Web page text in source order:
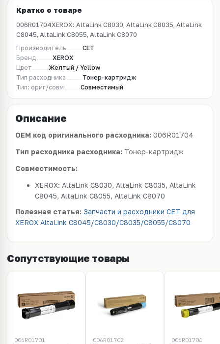
Кратко о товаре
006R01704XEROX: AltaLink C8030, AltaLink C8035, AltaLink
C8045, AltaLink C8055, AltaLink C8070
Производитель
CET
Бренд
XEROX
Цвет
Желтый / Yellow
Тип расходника
Тонер-картридж
Тип: ориг/совм
Совместимый
Описание
OEM код оригинального расходника: 006R01704
Тип расходника расходника: Тонер-картридж
Совместимость:
XEROX: AltaLink C8030, AltaLink C8035, AltaLink
C8045, AltaLink C8055, AltaLink C8070
Полезная статья: Запчасти и расходники CET для
XEROX AltaLink C8045/C8030/C8035/C8055/C8070
Сопутствующие товары
006R01701
006R01702
006R01704